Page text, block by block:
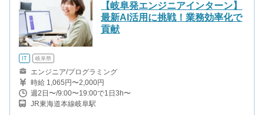
【岐阜発エンジニアインターン】
最新AI活用に挑戦！業務効率化で
貢献
IT 岐阜県
エンジニア/プログラミング
時給 1,065円〜2,000円
週2日〜/9:00〜19:00で1日3h〜
JR東海道本線岐阜駅